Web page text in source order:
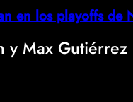
en los playoffs de
y Max